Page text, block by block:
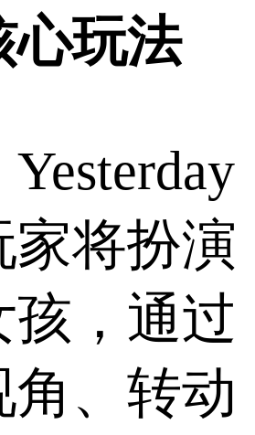
心玩法
家将扮演
孩，通过
角、转动